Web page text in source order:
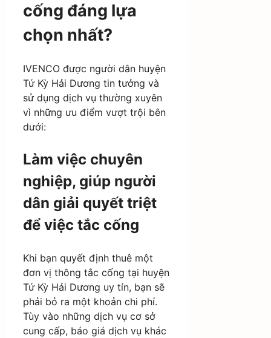
cống đáng lựa
chọn nhất?
IVENCO được người dân huyện
Tứ Kỳ Hải Dương tin tưởng và
sử dụng dịch vụ thường xuyên
vì những ưu điểm vượt trội bên
dưới:
Làm việc chuyên
nghiệp, giúp người
dân giải quyết triệt
để việc tắc cống
Khi bạn quyết định thuê một
đơn vị thông tắc cống tại huyện
Tứ Kỳ Hải Dương uy tín, bạn sẽ
phải bỏ ra một khoản chi phí.
Tùy vào những dịch vụ cơ sở
cung cấp, báo giá dịch vụ khác